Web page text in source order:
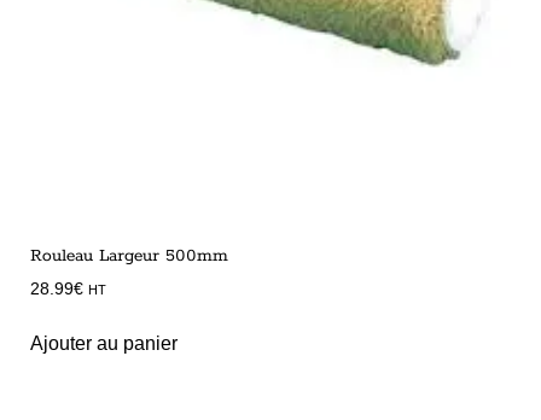
Rouleau Largeur 500mm
28.99€ HT
Ajouter au panier